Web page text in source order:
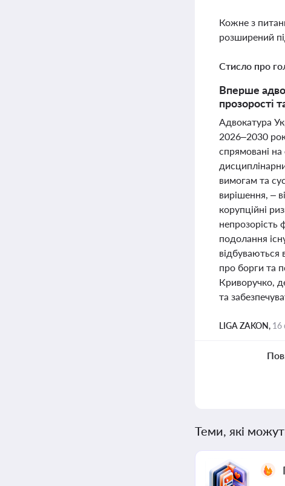
Кожне з
розширений
Стисло про
Вперше
прозорості
Адвокатура
2026–2030
спрямовані
вимогам та
вирішення, –
корупційні
непрозорість
подолання
відбуваються
про борги та
Криворучко,
та
LIGA ZAKON, 16
Теми, які